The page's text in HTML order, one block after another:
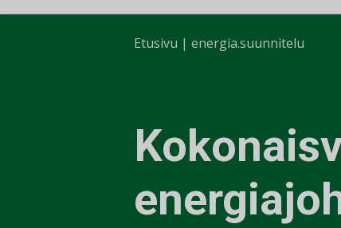
Etusivu | energia.suunnitelu